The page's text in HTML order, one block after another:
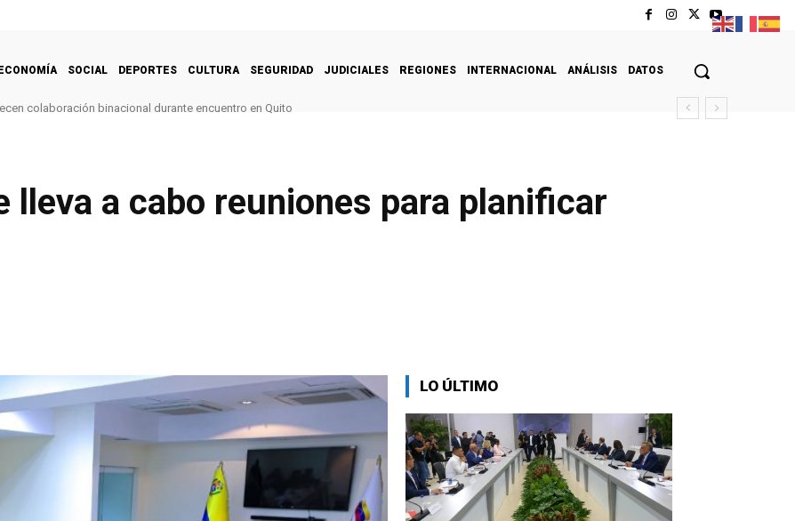
SOCIAL DEPORTES CULTURA SEGURIDAD JUDICIALES REGIONES INTERNACIONAL ANÁLISIS DATOS
colaboración binacional durante encuentro en Quito
lleva a cabo reuniones para planificar
LO ÚLTIMO